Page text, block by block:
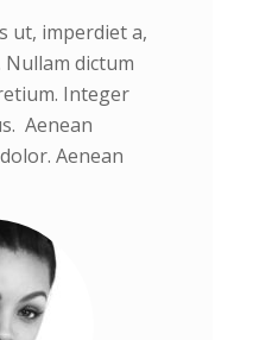
ut, imperdiet a,
dictum
Integer
Aenean
Aenean